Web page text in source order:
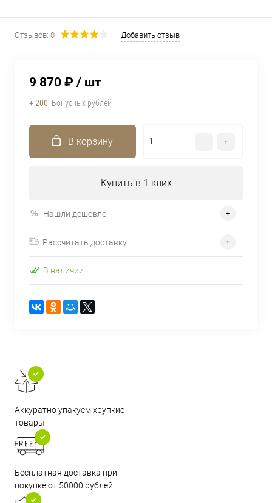
Отзывов: 0 Добавить отзыв
9 870 ₽ / шт
+ 200 Бонусных рублей
В корзину
Купить в 1 клик
Нашли дешевле
Рассчитать доставку
В наличии
Аккуратно упакуем хрупкие
товары
Бесплатная доставка при
покупке от 50000 рублей